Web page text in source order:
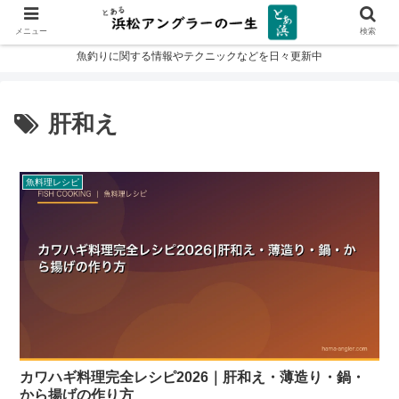
魚釣りに関する情報やテクニックなどを日々更新中
肝和え
魚料理レシピ
カワハギ料理完全レシピ2026｜肝和え・薄造り・鍋・
から揚げの作り方
メニュー 検索